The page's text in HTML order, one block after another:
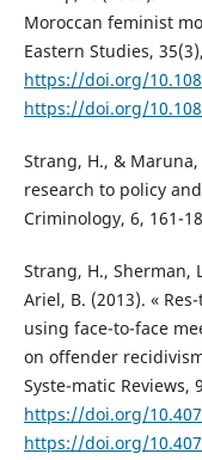
Moroccan feminist
Eastern Studies,
https://doi.org/
https://doi.org/
Strang, H., &
research to policy
Criminology, 6, 161-
Strang, H., Sherman,
Ariel, B. (2013). «
using face-to-face
on offender
Syste-matic Reviews,
https://doi.org/
https://doi.org/